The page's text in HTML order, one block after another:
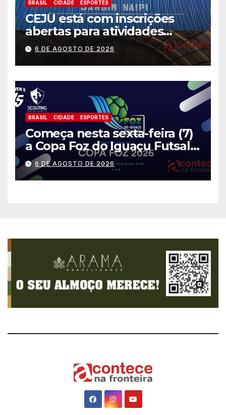
BRASIL CIDADE ESPORTES
CEJU está com inscrições
abertas para atividades
gratuitas
6 DE AGOSTO DE 2026
BRASIL CIDADE ESPORTES
Começa nesta sexta-feira (7)
a Copa Foz do Iguaçu Futsal
2026 com equipes de quatro
países
6 DE AGOSTO DE 2026